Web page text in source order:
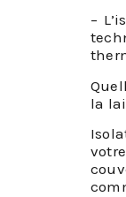
–
la
votre